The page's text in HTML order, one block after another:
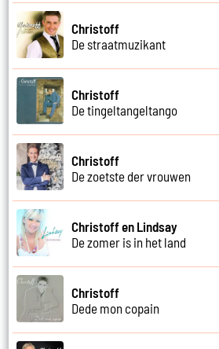
Christoff
De straatmuzikant
Christoff
De tingeltangeltango
Christoff
De zoetste der vrouwen
Christoff en Lindsay
De zomer is in het land
Christoff
Dede mon copain